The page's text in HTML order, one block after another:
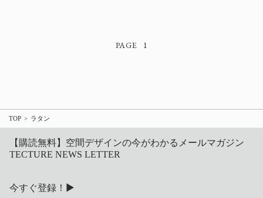
1
TOP ラタン
【購読無料】空間デザインの今がわかるメールマガジン
TECTURE NEWS LETTER
今すぐ登録！▶